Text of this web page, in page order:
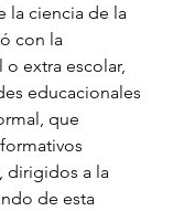
la ciencia de la
con la
extra escolar,
educacionales
que
dirigidos a la
de esta